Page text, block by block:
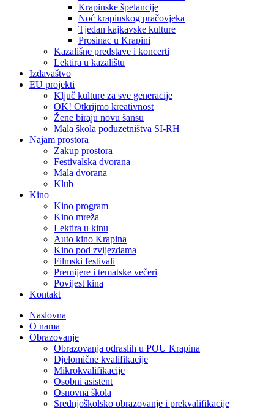
Krapinske špelancije
Noć krapinskog pračovjeka
Tjedan kajkavske kulture
Prosinac u Krapini
Kazališne predstave i koncerti
Lektira u kazalištu
Izdavaštvo
EU projekti
Ključ kulture za sve generacije
OK! Otkrijmo kreativnost
Žene biraju novu šansu
Mala škola poduzetništva SI-RH
Najam prostora
Zakup prostora
Festivalska dvorana
Mala dvorana
Klub
Kino
Kino program
Kino mreža
Lektira u kinu
Auto kino Krapina
Kino pod zvijezdama
Filmski festivali
Premijere i tematske večeri
Povijest kina
Kontakt
Naslovna
O nama
Obrazovanje
Obrazovanja odraslih u POU Krapina
Djelomične kvalifikacije
Mikrokvalifikacije
Osobni asistent
Osnovna škola
Srednjoškolsko obrazovanje i prekvalifikacije